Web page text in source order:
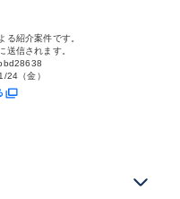
る紹介案件です。
送信されます。
24（金）